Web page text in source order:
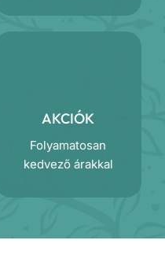
AKCIÓK
Folyamatosan
kedvező árakkal